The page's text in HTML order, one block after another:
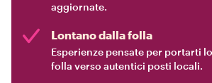
aggiornate.
Lontano dalla folla
Esperienze pensate per portarti
folla verso autentici posti locali.